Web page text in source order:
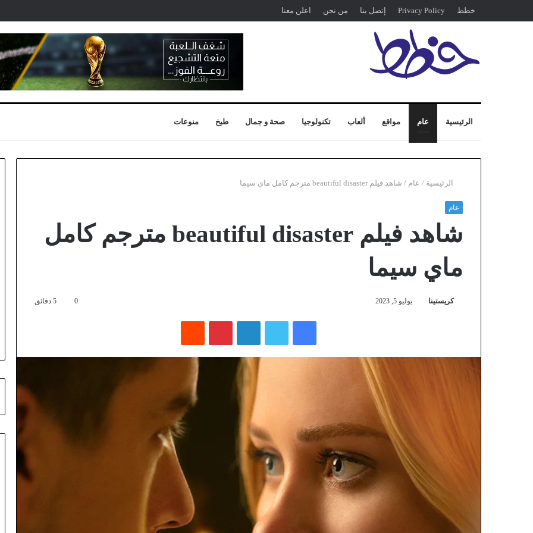
خطط Privacy Policy إتصل بنا من نحن اعلن معنا
الرئيسية عام مواقع ألعاب تكنولوجيا صحة و جمال طبخ منوعات
الرئيسية / عام / شاهد فيلم beautiful disaster مترجم كامل ماي سيما
عام
شاهد فيلم beautiful disaster مترجم كامل
ماي سيما
كريستينا يوليو 5, 2023 0
فيسبوك لينكدإن بينتيريست